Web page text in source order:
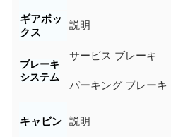
ギアボッ
クス
説明
ブレーキ
システム
サービス ブレーキ
パーキング ブレーキ
キャビン 説明